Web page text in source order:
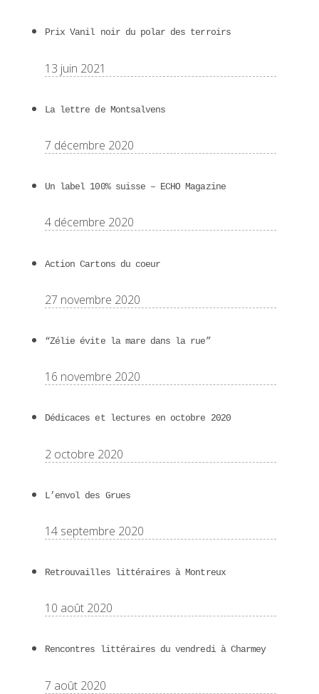
Prix Vanil noir du polar des terroirs
13 juin 2021
La lettre de Montsalvens
7 décembre 2020
Un label 100% suisse – ECHO Magazine
4 décembre 2020
Action Cartons du coeur
27 novembre 2020
“Zélie évite la mare dans la rue”
16 novembre 2020
Dédicaces et lectures en octobre 2020
2 octobre 2020
L’envol des Grues
14 septembre 2020
Retrouvailles littéraires à Montreux
10 août 2020
Rencontres littéraires du vendredi à Charmey
7 août 2020